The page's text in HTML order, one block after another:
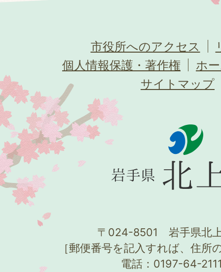
市役所へのアクセス
個人情報保護・著作権
ホ
サイトマップ
〒024-8501 岩手県北
［郵便番号を記入すれば、住所
電話：0197-64-